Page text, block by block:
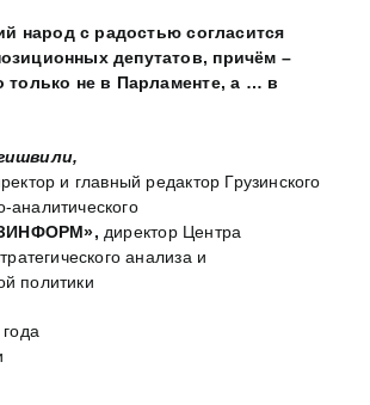
народ с радостью согласится
депутатов, причём –
только не в Парламенте, а … в
и главный редактор Грузинского
директор Центра
анализа и
политики